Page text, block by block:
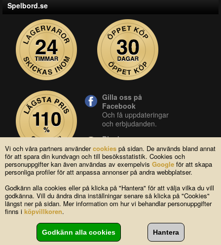
Vi och våra partners användercookies på sidan. De används bland annat
för att spara din kundvagn och till besöksstatistik. Cookies och
personuppgifter kan även användas av exempelvis Google för att skapa
personliga profiler för att anpassa annonser på andra webbplatser.
Godkänn alla cookies eller på klicka på "Hantera" för att välja vilka du vill
godkänna. Vill du ändra dina inställningar senare så klicka på "Cookies"
längst ner på sidan. Mer information om hur vi behandlar personuppgifter
finns i köpvillkoren.
Spelbord.se
Gilla oss på
Facebook
Och få uppdateringar
och erbjudanden.
Blocket
Vår butik på blocket.
YouTube
Se våra produkter live
Copyright © 2004-2026 Lagsidan AB
FAQ|Om oss|Köpvillkor|Cookies |Kontakta oss